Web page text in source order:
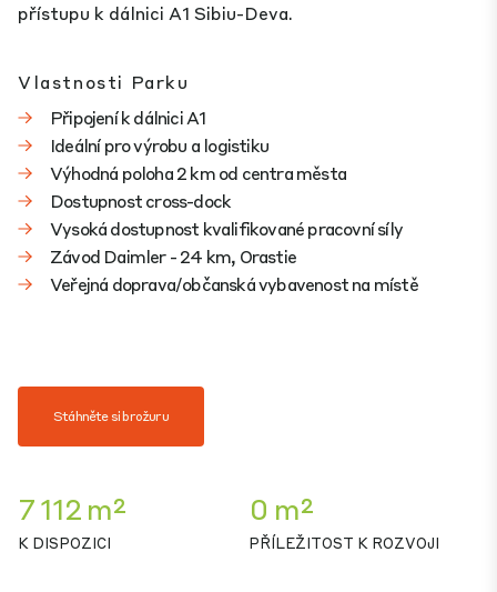
přístupu k dálnici A1 Sibiu-Deva.
Vlastnosti Parku
Připojení k dálnici A1
Ideální pro výrobu a logistiku
Výhodná poloha 2 km od centra města
Dostupnost cross-dock
Vysoká dostupnost kvalifikované pracovní síly
Závod Daimler - 24 km, Orastie
Veřejná doprava/občanská vybavenost na místě
Stáhněte si brožuru
7 112 m²
K DISPOZICI
0 m²
PŘÍLEŽITOST K ROZVOJI